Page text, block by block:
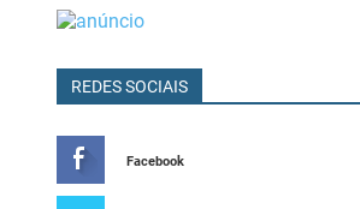
REDES SOCIAIS
Facebook